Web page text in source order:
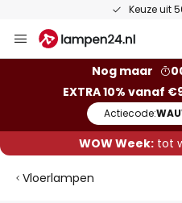
naar
Nog maar
EXTRA 10% vanaf
Actiecode:
WOW Week:tot
Vloerlampen